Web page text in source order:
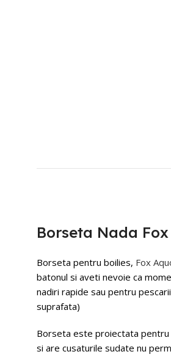
Borseta Nada
Borseta pentru boilies, Fox
batonul si aveti nevoie ca
nadiri rapide sau pentru
suprafata)
Borseta este proiectata pentru
si are cusaturile sudate nu